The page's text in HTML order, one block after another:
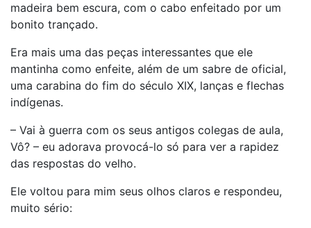
madeira bem escura, com o cabo enfeitado por um
bonito trançado.
Era mais uma das peças interessantes que ele
mantinha como enfeite, além de um sabre de oficial,
uma carabina do fim do século XIX, lanças e flechas
indígenas.
– Vai à guerra com os seus antigos colegas de aula,
Vô? – eu adorava provocá-lo só para ver a rapidez
das respostas do velho.
Ele voltou para mim seus olhos claros e respondeu,
muito sério: